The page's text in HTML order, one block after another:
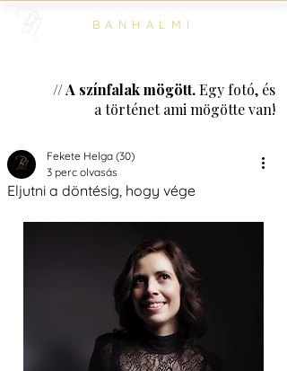
BANHALMI
// A színfalak mögött.Egy fotó, és
a történet ami mögötte van!
Eljutni a döntésig, hogy vége
Fekete Helga (30)
3 perc olvasás